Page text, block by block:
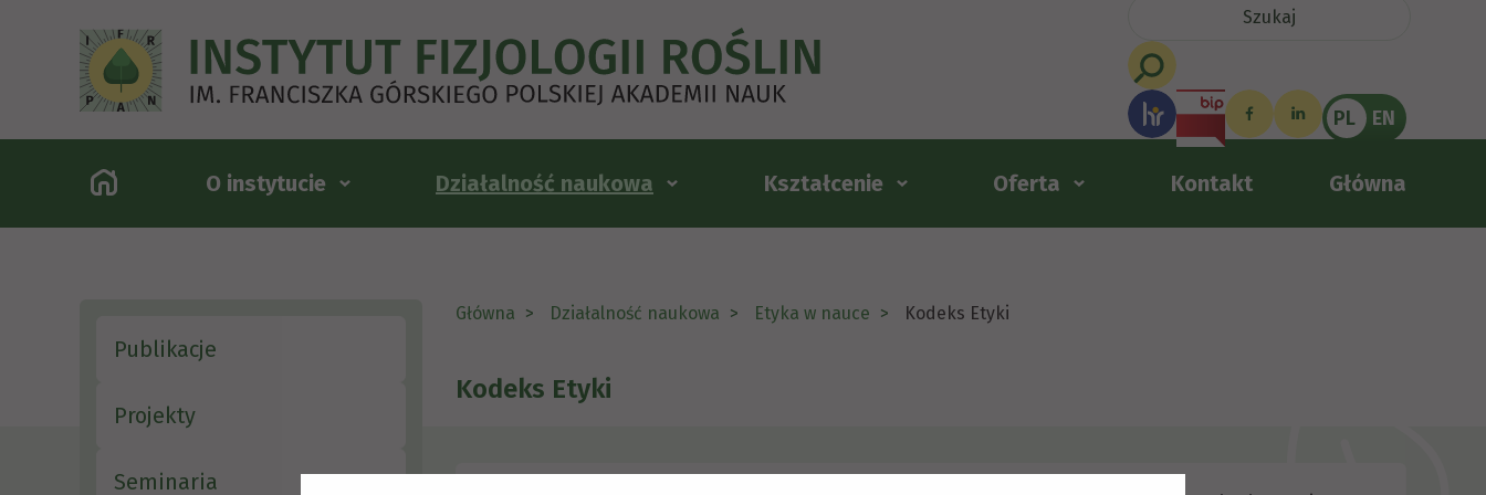
PL EN
O instytucie Działalność naukowa Kształcenie Oferta Kontakt Główna
Publikacje
Projekty
Seminaria
Główna Działalność naukowa Etyka w nauce Kodeks Etyki
Kodeks Etyki